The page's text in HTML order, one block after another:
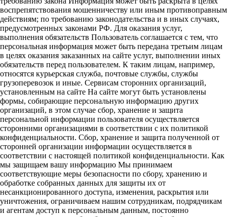
воспрепятствования мошенничеству или иным противоправным
действиям; по требованию законодательства и в иных случаях,
предусмотренных законами РФ. Для оказания услуг,
выполнения обязательств Пользователь соглашается с тем, что
персональная информация может быть передана третьим лицам
в целях оказания заказанных на сайте услуг, выполнении иных
обязательств перед пользователем. К таким лицам, например,
относятся курьерская служба, почтовые службы, службы
грузоперевозок и иные. Сервисам сторонних организаций,
установленным на сайте На сайте могут быть установлены
формы, собирающие персональную информацию других
организаций, в этом случае сбор, хранение и защита
персональной информации пользователя осуществляется
сторонними организациями в соответствии с их политикой
конфиденциальности. Сбор, хранение и защита полученной от
сторонней организации информации осуществляется в
соответствии с настоящей политикой конфиденциальности. Как
мы защищаем вашу информацию Мы принимаем
соответствующие меры безопасности по сбору, хранению и
обработке собранных данных для защиты их от
несанкционированного доступа, изменения, раскрытия или
уничтожения, ограничиваем нашим сотрудникам, подрядчикам
и агентам доступ к персональным данным, постоянно